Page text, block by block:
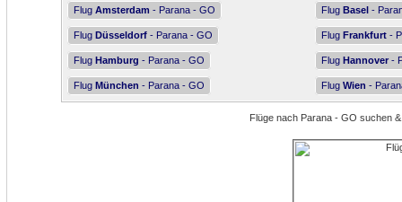
Flug Amsterdam - Parana - GO Flug Basel -
Flug Düsseldorf - Parana - GO Flug Frankfurt -
Flug Hamburg - Parana - GO Flug Hannover -
Flug München - Parana - GO Flug Wien -